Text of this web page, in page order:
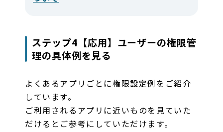
ステップ4【応用】ユーザーの権限管
理の具体例を見る
よくあるアプリごとに権限設定例をご紹介
しています。
ご利用されるアプリに近いものを見ていた
だけるとご参考にしていただけます。